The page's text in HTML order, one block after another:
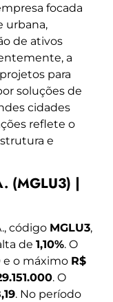
focada
urbana,
de ativos
a
para
soluções de
cidades
reflete o
e
(MGLU3) |
código MGLU3,
de 1,10%. O
e o máximo R$
. O
. No período